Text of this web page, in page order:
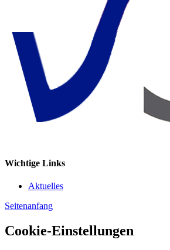
Wichtige Links
Aktuelles
Seitenanfang
Cookie-Einstellungen